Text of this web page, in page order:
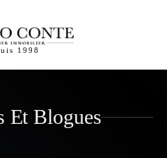
1998
Et Blogues